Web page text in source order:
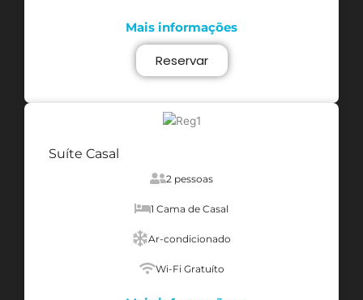
Mais informações
Reservar
Suíte Casal
2 pessoas
1 Cama de Casal
Ar-condicionado
Wi-Fi Gratuíto